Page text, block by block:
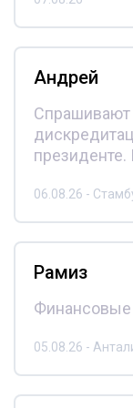
Андрей
Спрашивают
президенте.
06.08.26 -
Рамиз
05.08.26 -